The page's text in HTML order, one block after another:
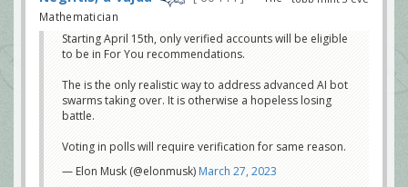
Mathematician
Starting April 15th, only verified accounts will be eligible
to be in For You recommendations.
The is the only realistic way to address advanced AI bot
swarms taking over. It is otherwise a hopeless losing
battle.
Voting in polls will require verification for same reason.
— Elon Musk (@elonmusk)March 27, 2023